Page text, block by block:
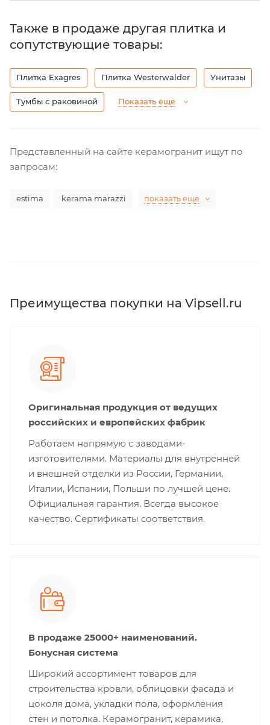
Также в продаже другая плитка и
сопутствующие товары:
Плитка Exagres Плитка Westerwalder Унитазы
Тумбы с раковиной Показать еще
Представленный на сайте керамогранит ищут по
запросам:
estima kerama marazzi показать еще
Преимущества покупки на Vipsell.ru
Оригинальная продукция от ведущих
российских и европейских фабрик
Работаем напрямую с заводами-
изготовителями. Материалы для внутренней
и внешней отделки из России, Германии,
Италии, Испании, Польши по лучшей цене.
Официальная гарантия. Всегда высокое
качество. Сертификаты соответствия.
В продаже 25000+ наименований.
Бонусная система
Широкий ассортимент товаров для
строительства кровли, облицовки фасада и
цоколя дома, укладки пола, оформления
стен и потолка. Керамогранит, керамика,